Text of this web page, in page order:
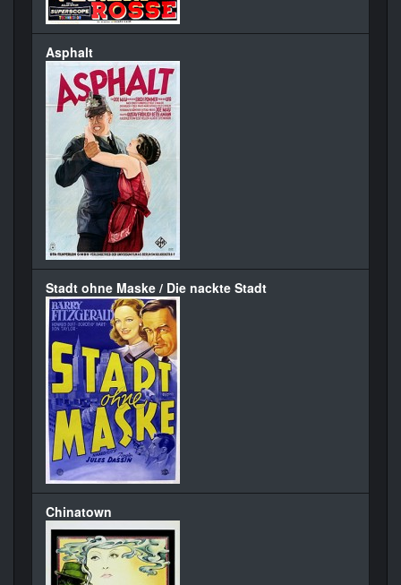
Asphalt
Stadt ohne Maske / Die nackte Stadt
Chinatown